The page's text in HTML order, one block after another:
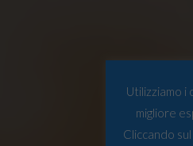
Utilizziamo i
migliore
Cliccando